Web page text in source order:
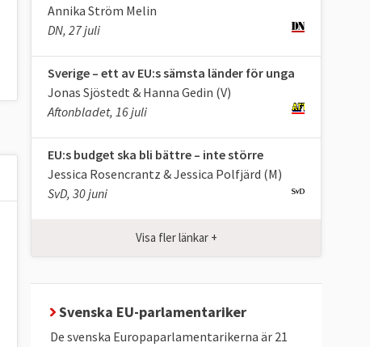
Annika Ström Melin
DN, 27 juli
Sverige – ett av EU:s sämsta länder för unga
Jonas Sjöstedt & Hanna Gedin (V)
Aftonbladet, 16 juli
EU:s budget ska bli bättre – inte större
Jessica Rosencrantz & Jessica Polfjärd (M)
SvD, 30 juni
Visa fler länkar +
Svenska EU-parlamentariker
De svenska Europaparlamentarikerna är 21